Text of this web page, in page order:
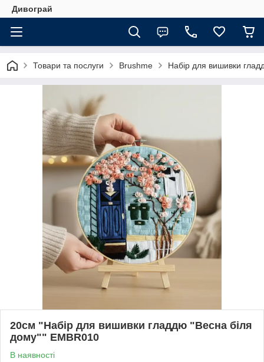
Дивограй
Товари та послуги Brushme Набір для вишивки
20см "Набір для вишивки гладдю "Весна біля
дому"" EMBR010
В наявності